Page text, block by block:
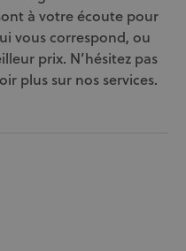
à votre écoute pour
vous correspond, ou
prix. N’hésitez pas
plus sur nos services.